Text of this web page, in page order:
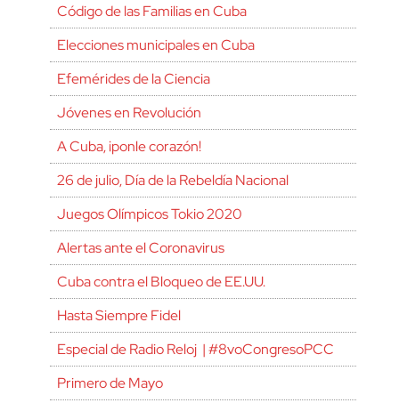
Código de las Familias en Cuba
Elecciones municipales en Cuba
Efemérides de la Ciencia
Jóvenes en Revolución
A Cuba, ¡ponle corazón!
26 de julio, Día de la Rebeldía Nacional
Juegos Olímpicos Tokio 2020
Alertas ante el Coronavirus
Cuba contra el Bloqueo de EE.UU.
Hasta Siempre Fidel
Especial de Radio Reloj | #8voCongresoPCC
Primero de Mayo